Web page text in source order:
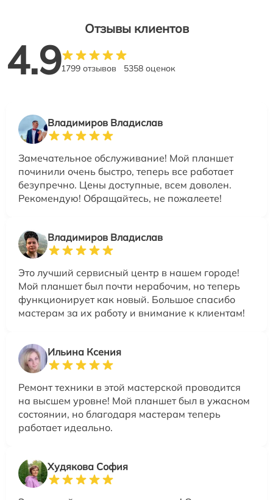
Отзывы клиентов
4.91799 отзывов 5358 оценок
Владимиров Владислав
Замечательное обслуживание! Мой планшет
починили очень быстро, теперь все работает
безупречно. Цены доступные, всем доволен.
Рекомендую! Обращайтесь, не пожалеете!
Владимиров Владислав
Это лучший сервисный центр в нашем городе!
Мой планшет был почти нерабочим, но теперь
функционирует как новый. Большое спасибо
мастерам за их работу и внимание к клиентам!
Ильина Ксения
Ремонт техники в этой мастерской проводится
на высшем уровне! Мой планшет был в ужасном
состоянии, но благодаря мастерам теперь
работает идеально.
Худякова София